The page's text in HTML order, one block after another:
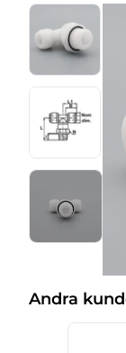
Andra